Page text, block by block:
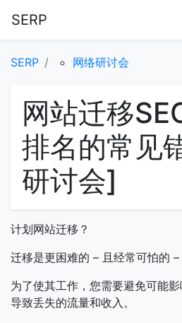
SERP
SERP 网络研讨会
网站迁移
排名的常见
研讨会]
计划网站迁移？
迁移是更困难的 – 且经常可怕的 –
为了使其工作，您需要避免可能
导致丢失的流量和收入。